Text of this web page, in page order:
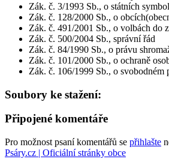
Zák. č. 3/1993 Sb., o státních
Zák. č. 128/2000 Sb., o
Zák. č. 491/2001 Sb., o volbách do
Zák. č. 500/2004 Sb., správní řád
Zák. č. 84/1990 Sb., o právu
Zák. č. 101/2000 Sb., o ochraně
Zák. č. 106/1999 Sb., o
Soubory ke stažení:
Připojené komentáře
Pro možnost psaní komentářů se přihlašte
Psáry.cz | Oficiální stránky obce